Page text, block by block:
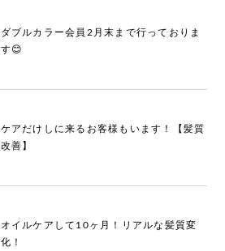
ダブルカラー会員2月末まで行っておりま
す😊
ケアだけしに来るお客様もいます！【髪質
改善】
オイルケアして10ヶ月！リアルな髪質変
化！